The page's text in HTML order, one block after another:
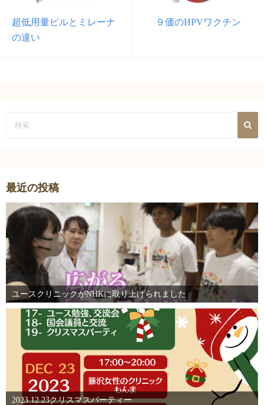
超低用量ピルとミレーナ
の違い
９価のHPVワクチン
最近の投稿
ユースクリニックがNHKに取り上げられました
2023.12.23クリスマスパーティー